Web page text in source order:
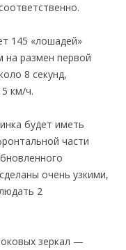
145 «лошадей»
размен первой
8 секунд,
км/ч.
будет иметь
части
очень узкими,
2
зеркал —